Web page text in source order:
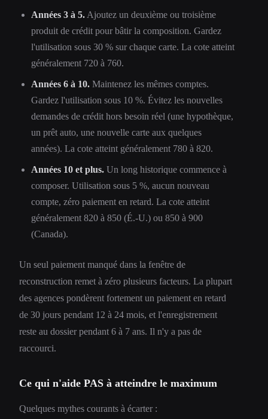
Années 3 à 5. Ajoutez un deuxième ou troisième
produit de crédit pour bâtir la composition. Gardez
l'utilisation sous 30 % sur chaque carte. La cote atteint
généralement 720 à 760.
Années 6 à 10. Maintenez les mêmes comptes.
Gardez l'utilisation sous 10 %. Évitez les nouvelles
demandes de crédit hors besoin réel (une hypothèque,
un prêt auto, une nouvelle carte aux quelques
années). La cote atteint généralement 780 à 820.
Années 10 et plus. Un long historique commence à
composer. Utilisation sous 5 %, aucun nouveau
compte, zéro paiement en retard. La cote atteint
généralement 820 à 850 (É.-U.) ou 850 à 900
(Canada).
Un seul paiement manqué dans la fenêtre de
reconstruction remet à zéro plusieurs facteurs. La plupart
des agences pondèrent fortement un paiement en retard
de 30 jours pendant 12 à 24 mois, et l'enregistrement
reste au dossier pendant 6 à 7 ans. Il n'y a pas de
raccourci.
Ce qui n'aide PAS à atteindre le maximum
Quelques mythes courants à écarter :